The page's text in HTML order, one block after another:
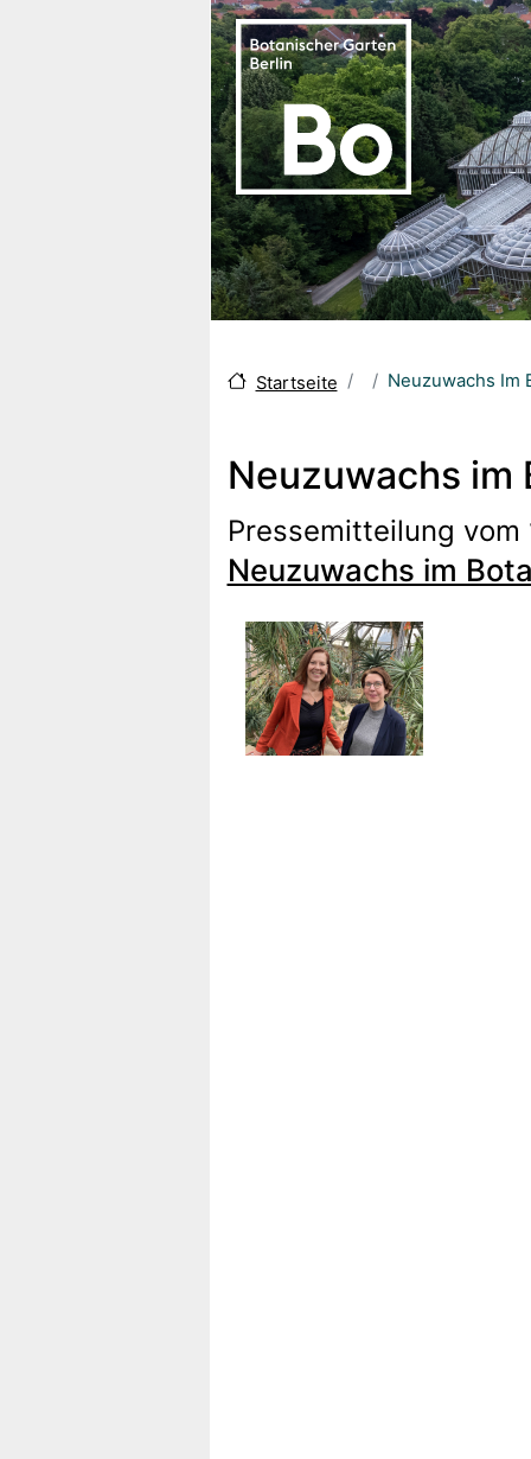
Startseite Neuzuwachs Im
Neuzuwachs im
Pressemitteilung
Neuzuwachs im